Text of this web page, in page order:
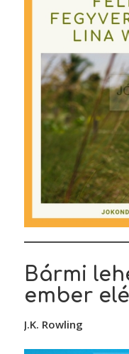
Bármi
ember
J.K. Rowling